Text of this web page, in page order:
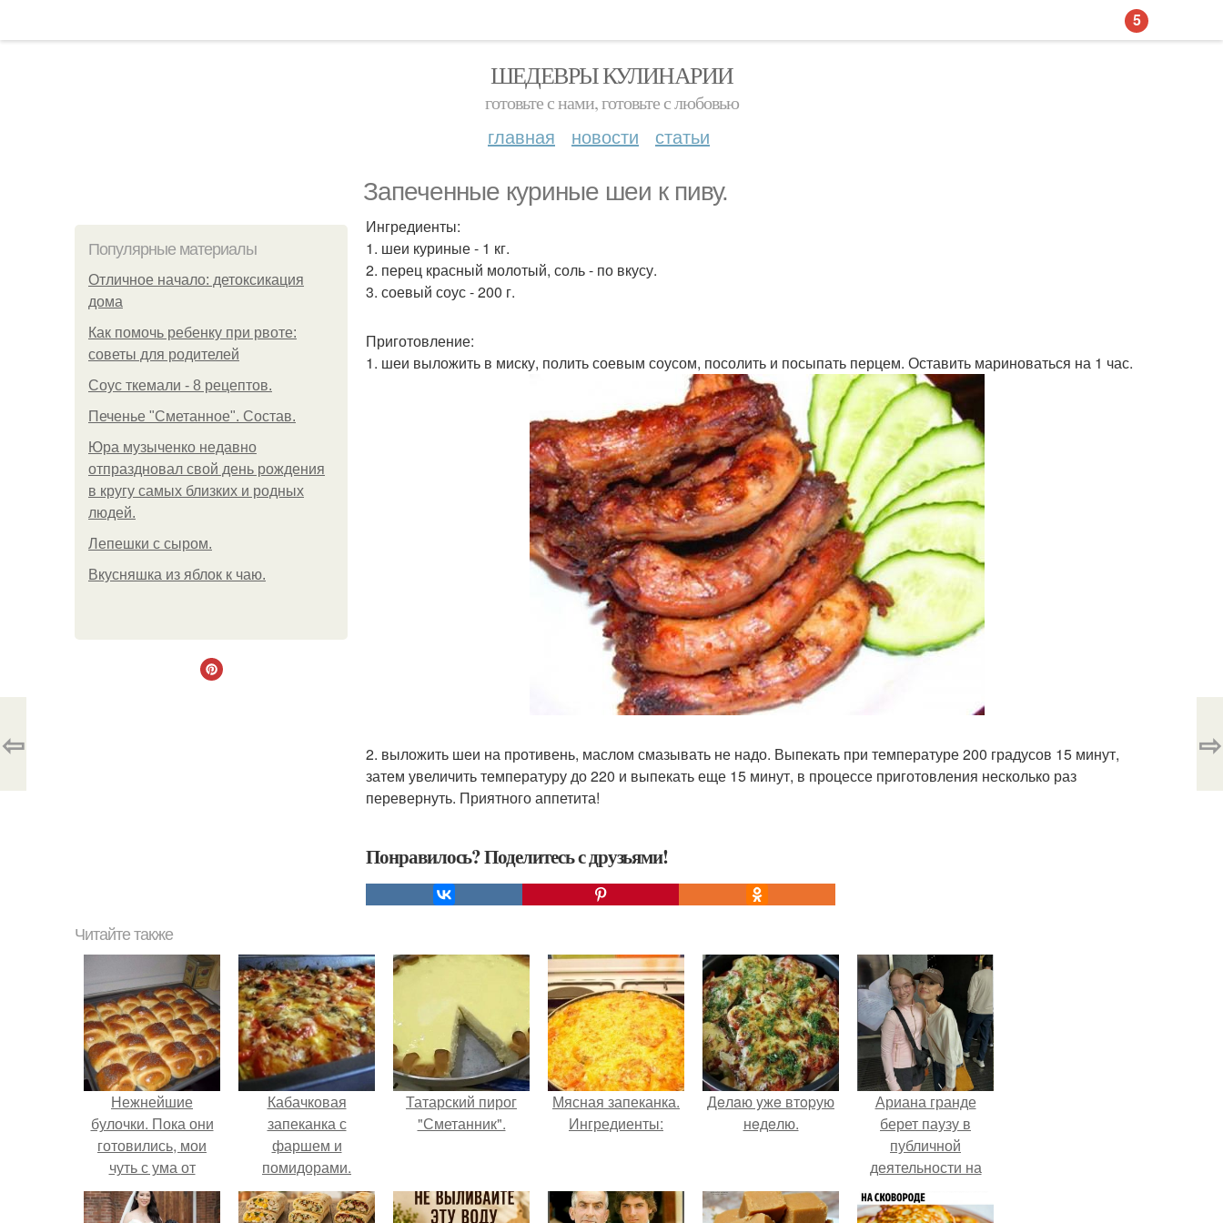
ШЕДЕВРЫ КУЛИНАРИИ
готовьте с нами, готовьте с любовью
главная новости статьи
Запеченные куриные шеи к пиву.
Популярные материалы
Отличное начало: детоксикация
дома
Как помочь ребенку при рвоте:
советы для родителей
Соус ткемали - 8 рецептов.
Печенье "Сметанное". Состав.
Юра музыченко недавно
отпраздновал свой день рождения
в кругу самых близких и родных
людей.
Лепешки с сыром.
Вкусняшка из яблок к чаю.
Ингредиенты:
1. шеи куриные - 1 кг.
2. перец красный молотый, соль - по вкусу.
3. соевый соус - 200 г.
Приготовление:
1. шеи выложить в миску, полить соевым соусом, посолить и посыпать перцем. Оставить мариноваться на 1 час.
2. выложить шеи на противень, маслом смазывать не надо. Выпекать при температуре 200 градусов 15 минут,
затем увеличить температуру до 220 и выпекать еще 15 минут, в процессе приготовления несколько раз
перевернуть. Приятного аппетита!
Понравилось? Поделитесь с друзьями!
⇦ ⇨
Читайте также
Нежнейшие
булочки. Пока они
готовились, мои
чуть с ума от
аромата не сошли!
Кабачковая
запеканка с
фаршем и
помидорами.
Татарский пирог
"Сметанник".
Мясная запеканка.
Ингредиенты:
Дeлaю yжe втopую
нeдeлю.
Ариана гранде
берет паузу в
публичной
деятельности на
фоне слухов о
своем здоровье.
5